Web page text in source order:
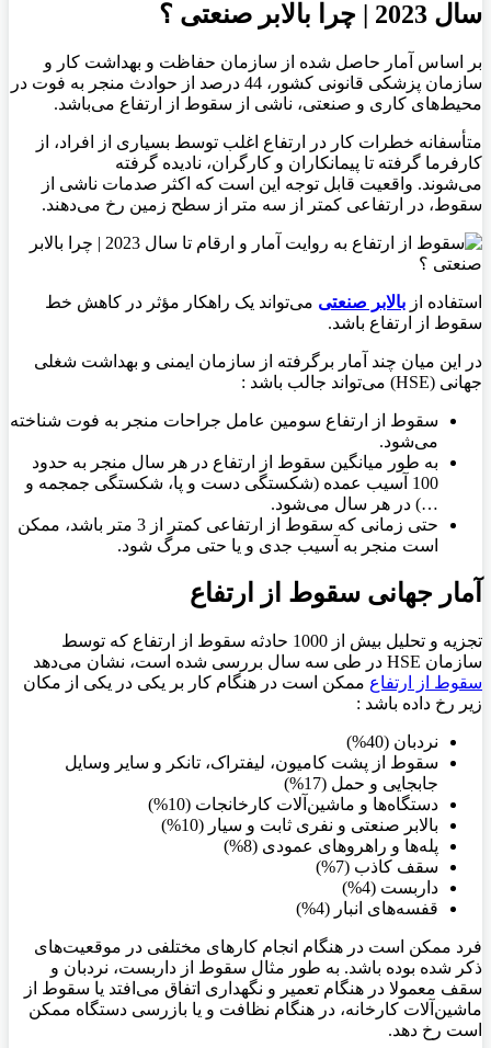
سال 2023 | چرا بالابر صنعتی ؟
بر اساس آمار حاصل شده از سازمان حفاظت و بهداشت کار و
سازمان پزشکی قانونی کشور، 44 درصد از حوادث منجر به فوت در
محیط‌های کاری و صنعتی، ناشی از سقوط از ارتفاع می‌باشد.
متأسفانه خطرات کار در ارتفاع اغلب توسط بسیاری از افراد، از
کارفرما گرفته تا پیمانکاران و کارگران، نادیده گرفته
می‌شوند. واقعیت قابل توجه این است که اکثر صدمات ناشی از
سقوط، در ارتفاعی کمتر از سه متر از سطح زمین رخ می‌دهند.
استفاده از بالابر صنعتی می‌تواند یک راهکار مؤثر در کاهش خط
سقوط از ارتفاع باشد.
در این میان چند آمار برگرفته از سازمان ایمنی و بهداشت شغلی
جهانی (HSE) می‌تواند جالب باشد :
سقوط از ارتفاع سومین عامل جراحات منجر به فوت شناخته
می‌شود.
به طور میانگین سقوط از ارتفاع در هر سال منجر به حدود
100 آسیب عمده (شکستگی دست و پا، شکستگی جمجمه و
…) در هر سال می‌شود.
حتی زمانی که سقوط از ارتفاعی کمتر از 3 متر باشد، ممکن
است منجر به آسیب جدی و یا حتی مرگ شود.
آمار جهانی سقوط از ارتفاع
تجزیه و تحلیل بیش از 1000 حادثه سقوط از ارتفاع که توسط
سازمان HSE در طی سه سال بررسی شده است، نشان می‌دهد
سقوط از ارتفاع ممکن است در هنگام کار بر یکی در یکی از مکان
زیر رخ داده باشد :
نردبان (40%)
سقوط از پشت کامیون، لیفتراک، تانکر و سایر وسایل
جابجایی و حمل (17%)
دستگاه‌ها و ماشین‌آلات کارخانجات (10%)
بالابر صنعتی و نفری ثابت و سیار (10%)
پله‌ها و راهروهای عمودی (8%)
سقف کاذب (7%)
داربست (4%)
قفسه‌های انبار (4%)
فرد ممکن است در هنگام انجام کارهای مختلفی در موقعیت‌های
ذکر شده بوده باشد. به طور مثال سقوط از داربست، نردبان و
سقف معمولا در هنگام تعمیر و نگهداری اتفاق می‌افتد یا سقوط از
ماشین‌آلات کارخانه، در هنگام نظافت و یا بازرسی دستگاه ممکن
است رخ دهد.